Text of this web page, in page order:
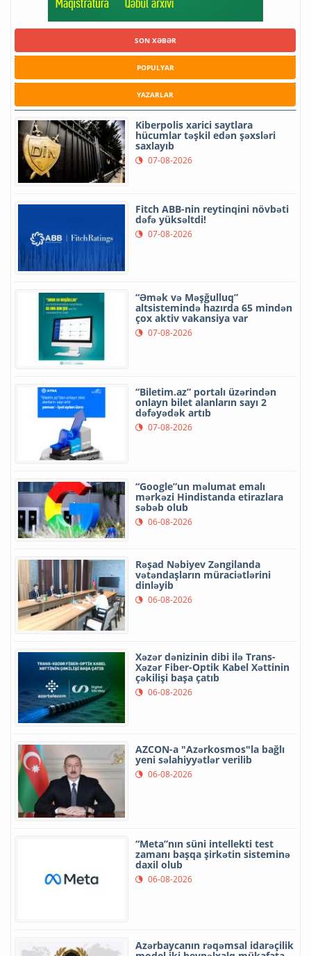
SON XƏBƏR
POPULYAR
YAZARLAR
Kiberpolis xarici saytlara
hücumlar təşkil edən şəxsləri
saxlayıb
07-08-2026
Fitch ABB-nin reytinqini növbəti
dəfə yüksəltdi!
07-08-2026
“Əmək və Məşğulluq”
altsistemində hazırda 65 mindən
çox aktiv vakansiya var
07-08-2026
“Biletim.az” portalı üzərindən
onlayn bilet alanların sayı 2
dəfəyədək artıb
07-08-2026
“Google”un məlumat emalı
mərkəzi Hindistanda etirazlara
səbəb olub
06-08-2026
Rəşad Nəbiyev Zəngilanda
vətəndaşların müraciətlərini
dinləyib
06-08-2026
Xəzər dənizinin dibi ilə Trans-
Xəzər Fiber-Optik Kabel Xəttinin
çəkilişi başa çatıb
06-08-2026
AZCON-a "Azərkosmos"la bağlı
yeni səlahiyyətlər verilib
06-08-2026
“Meta”nın süni intellekti test
zamanı başqa şirkətin sisteminə
daxil olub
06-08-2026
Azərbaycanın rəqəmsal idarəçilik